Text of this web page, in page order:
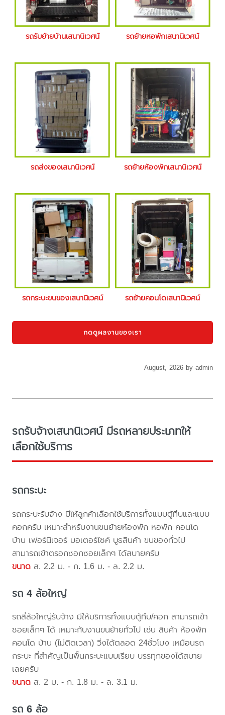
รถรับย้ายบ้านเสนานิเวศน์ รถย้ายหอพักเสนานิเวศน์
รถส่งของเสนานิเวศน์ รถย้ายห้องพักเสนานิเวศน์
รถกระบะขนของเสนานิเวศน์ รถย้ายคอนโดเสนานิเวศน์
กดดูผลงานของเรา
August, 2026 by admin
รถรับจ้างเสนานิเวศน์ มีรถหลายประเภทให้
เลือกใช้บริการ
รถกระบะ
รถกระบะรับจ้าง มีให้ลูกค้าเลือกใช้บริการทั้งแบบตู้ทึบและแบบ
คอกครับ เหมาะสำหรับงานขนย้ายห้องพัก หอพัก คอนโด
บ้าน เฟอร์นิเจอร์ มอเตอร์ไซค์ บูธสินค้า ขนของทั่วไป
สามารถเข้าตรอกซอกซอยเล็กๆ ได้สบายครับ
ขนาด ส. 2.2 ม. - ก. 1.6 ม. - ล. 2.2 ม.
รถ 4 ล้อใหญ่
รถสี่ล้อใหญ่รับจ้าง มีให้บริการทั้งแบบตู้ทึบ/คอก สามารถเข้า
ซอยเล็กๆ ได้ เหมาะกับงานขนย้ายทั่วไป เช่น สินค้า ห้องพัก
คอนโด บ้าน (ไม่ติดเวลา) วิ่งได้ตลอด 24ชั่วโมง เหมือนรถ
กระบะ ที่สำคัญเป็นพื้นกระบะแบบเรียบ บรรทุกของได้สบาย
เลยครับ
ขนาด ส. 2 ม. - ก. 1.8 ม. - ล. 3.1 ม.
รถ 6 ล้อ